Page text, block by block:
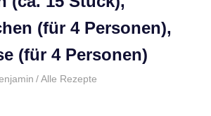
(für 4 Personen),
(für 4 Personen)
Alle Rezepte